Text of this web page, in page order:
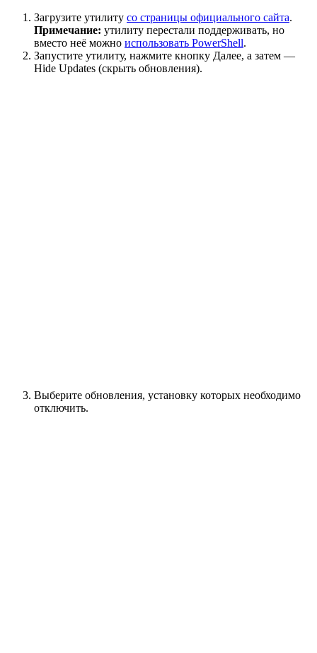
Загрузите утилиту со страницы официального сайта.
Примечание: утилиту перестали поддерживать, но
вместо неё можно использовать PowerShell.
Запустите утилиту, нажмите кнопку Далее, а затем —
Hide Updates (скрыть обновления).
Выберите обновления, установку которых необходимо
отключить.